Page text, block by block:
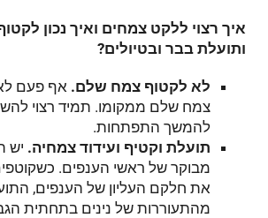
איך רצוי ללקט צמחים ואיך נכון
ותועלת בבר ובטיולים?
לא לקטוף צמח שלם. אף פעם
צמח שלם ממקומו. תמיד רצוי
להמשך התפתחות.
תועלת וקטיף ועידוד צמחיה. יש
מבוקר של ראשי הענפים.
את חלקם העליון של הענפים,
מהתעוררות של נינים בתחתית